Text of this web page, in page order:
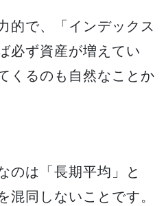
的で、「インデックス
必ず資産が増えてい
くるのも自然なことか
のは「長期平均」と
混同しないことです。